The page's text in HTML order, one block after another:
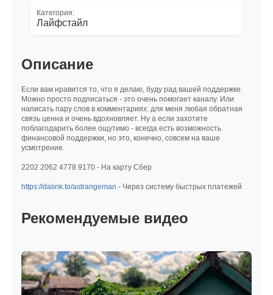
Категория:
Лайфстайл
Описание
Если вам нравится то, что я делаю, буду рад вашей поддержке.
Можно просто подписаться - это очень помогает каналу. Или
написать пару слов в комментариях: для меня любая обратная
связь ценна и очень вдохновляет. Ну а если захотите
поблагодарить более ощутимо - всегда есть возможность
финансовой поддержки, но это, конечно, совсем на ваше
усмотрение.
2202 2062 4778 9170 - На карту Сбер
https://dalink.to/astrangeman - Через систему быстрых платежей
Рекомендуемые видео